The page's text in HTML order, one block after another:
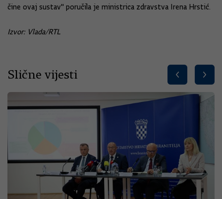
čine ovaj sustav" poručila je ministrica zdravstva Irena Hrstić.
Izvor: Vlada/RTL
Slične vijesti